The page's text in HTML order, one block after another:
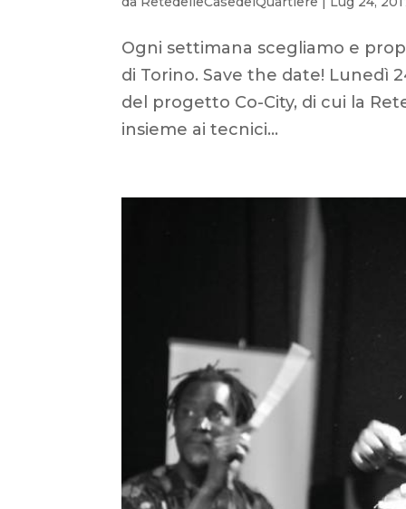
Ogni settimana scegliamo e
di Torino. Save the date! Lunedì
del progetto Co-City, di cui la
insieme ai tecnici...